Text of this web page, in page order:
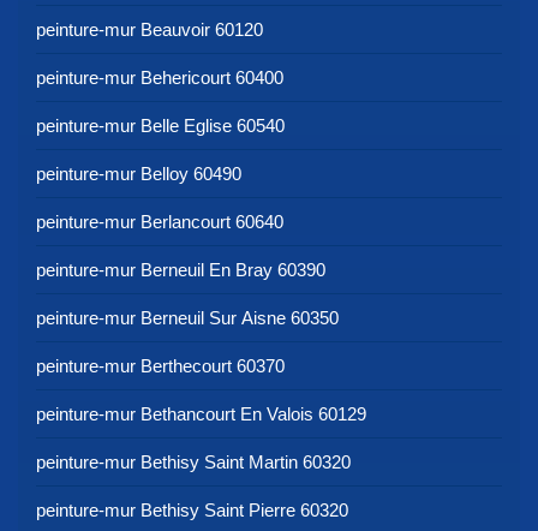
peinture-mur Beauvoir 60120
peinture-mur Behericourt 60400
peinture-mur Belle Eglise 60540
peinture-mur Belloy 60490
peinture-mur Berlancourt 60640
peinture-mur Berneuil En Bray 60390
peinture-mur Berneuil Sur Aisne 60350
peinture-mur Berthecourt 60370
peinture-mur Bethancourt En Valois 60129
peinture-mur Bethisy Saint Martin 60320
peinture-mur Bethisy Saint Pierre 60320